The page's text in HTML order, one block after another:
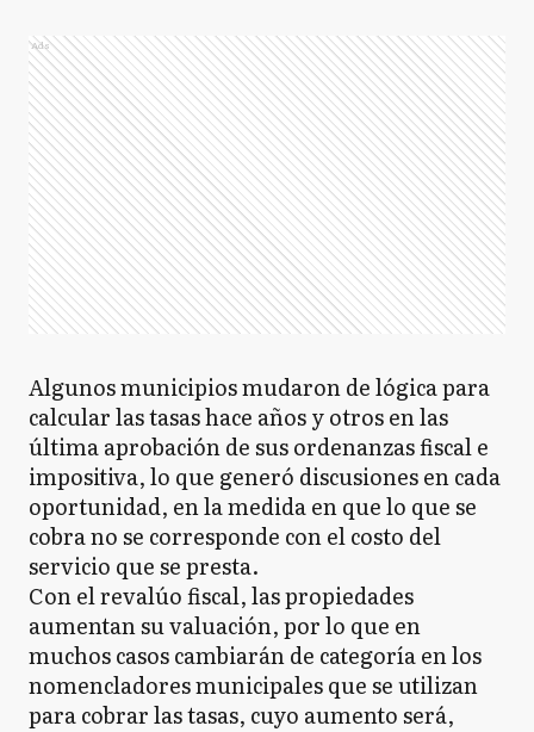
Ads
Algunos municipios mudaron de lógica para
calcular las tasas hace años y otros en las
última aprobación de sus ordenanzas fiscal e
impositiva, lo que generó discusiones en cada
oportunidad, en la medida en que lo que se
cobra no se corresponde con el costo del
servicio que se presta.
Con el revalúo fiscal, las propiedades
aumentan su valuación, por lo que en
muchos casos cambiarán de categoría en los
nomencladores municipales que se utilizan
para cobrar las tasas, cuyo aumento será,